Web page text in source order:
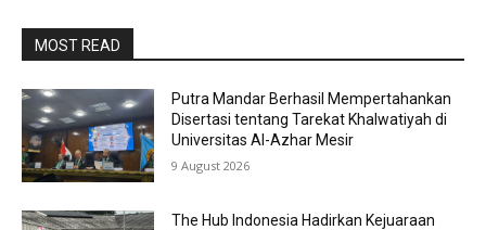
MOST READ
Putra Mandar Berhasil Mempertahankan
Disertasi tentang Tarekat Khalwatiyah di
Universitas Al-Azhar Mesir
9 August 2026
The Hub Indonesia Hadirkan Kejuaraan